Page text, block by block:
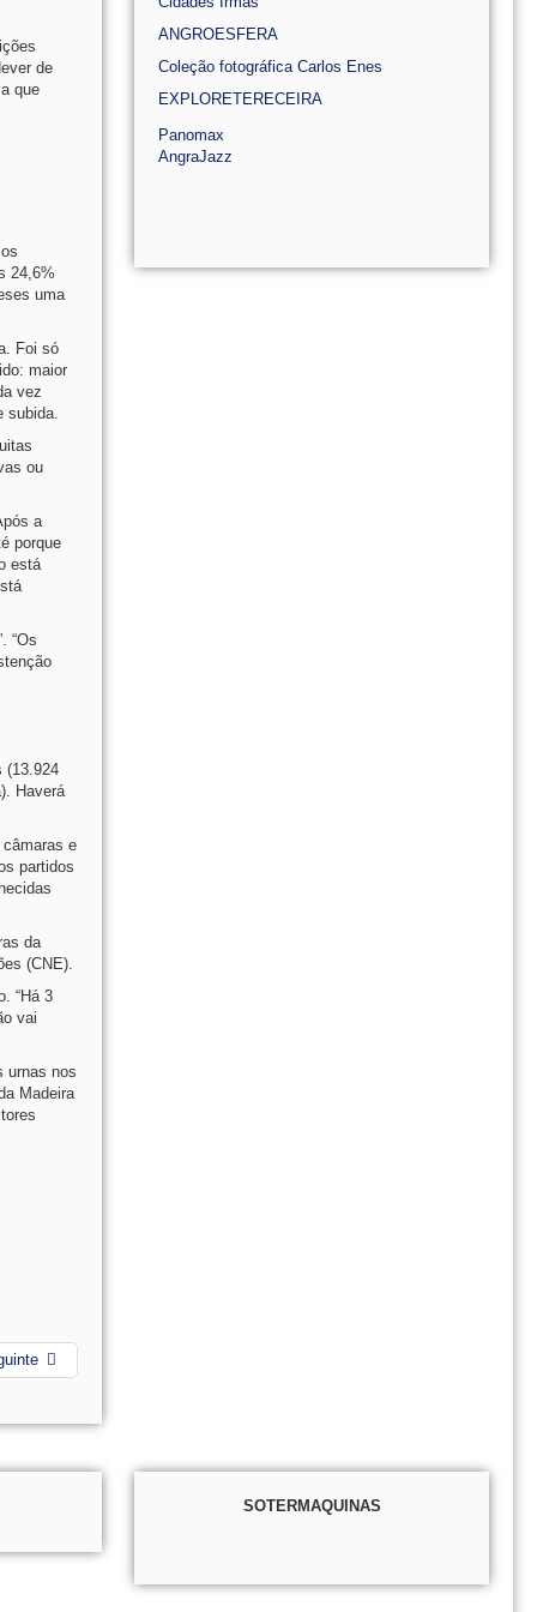
de
que
24,6%
uma
Foi só
maior
vez
subida.
ou
a
porque
está
“Os
(13.924
Haverá
e
partidos
da
(CNE).
“Há 3
vai
urnas nos
Madeira
ANGROESFERA
Coleção fotográfica Carlos Enes
EXPLORETERECEIRA
Panomax
AngraJazz
SOTERMAQUINAS